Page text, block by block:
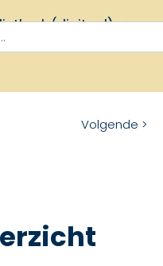
(digitaal)
Volgende >